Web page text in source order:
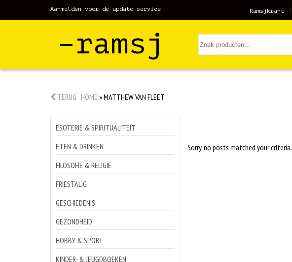
Aanmelden voor de update service Ramsjkrant
–ramsj
TERUG HOME »MATTHEW VAN FLEET
ESOTERIE & SPIRITUALITEIT
ETEN & DRINKEN
FILOSOFIE & RELIGIE
FRIESTALIG
GESCHIEDENIS
GEZONDHEID
HOBBY & SPORT
KINDER- & JEUGDBOEKEN
Sorry, no posts matched your criteria.